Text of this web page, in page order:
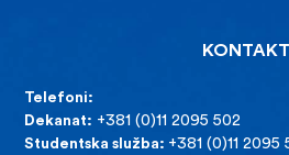
KONTAKT
Telefoni:
Dekanat: +381 (0)11 2095 502
Studentska služba: +381 (0)11 2095